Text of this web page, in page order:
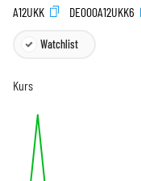
A12UKK
DE000A12UKK6
Watchlist
Kurs